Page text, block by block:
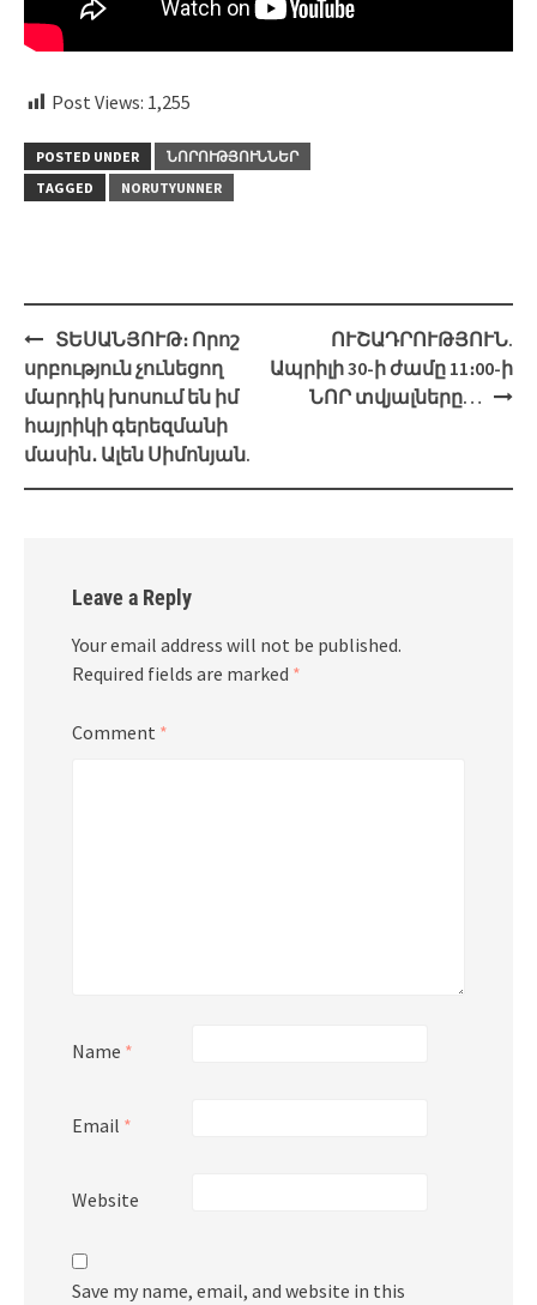
Post Views: 1,255
POSTED UNDER
ՆՈՐՈՒԹՅՈՒՆՆԵՐ
TAGGED
NORUTYUNNER
Post
navigation
ՏԵՍԱՆՅՈՒԹ։ Որոշ
սրբություն չունեցող
մարդիկ խոսում են իմ
հայրիկի գերեզմանի
մասին․ Ալեն Սիմոնյան.
ՈՒՇԱԴՐՈՒԹՅՈՒՆ.
Ապրիլի 30-ի ժամը 11։00-ի
ՆՈՐ տվյալները…
Leave a Reply
Your email address will not be published.
Required fields are marked *
Comment *
Name *
Email *
Website
Save my name, email, and website in this